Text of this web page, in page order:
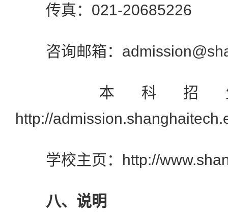
传真：021-20685226
咨询邮箱：
本科招生
http://
学校主页：http://
八、说明